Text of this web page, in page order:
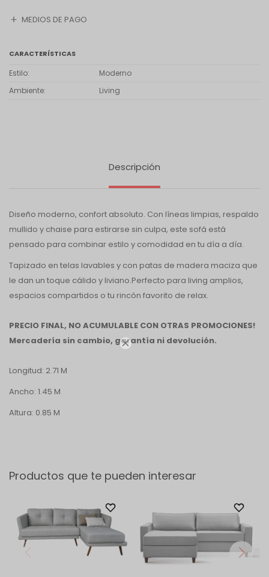

MEDIOS DE PAGO
CARACTERÍSTICAS
Estilo
Moderno
Ambiente
Living
Descripción
Diseño moderno, confort absoluto. Con líneas limpias, respaldo
mullido y chaise para estirarse sin culpa, este sofá está
pensado para combinar estilo y comodidad en tu día a día.
Tapizado en telas lavables y con patas de madera maciza que
le dan un toque cálido y liviano.Perfecto para living amplios,
espacios compartidos o tu rincón favorito de relax.
PRECIO FINAL, NO ACUMULABLE CON OTRAS PROMOCIONES!
Mercadería sin cambio, garantía ni devolución.
Longitud: 2.71 M
Ancho: 1.45 M
Altura: 0.85 M
Productos que te pueden interesar